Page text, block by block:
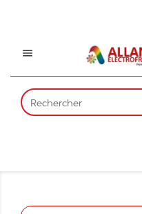
